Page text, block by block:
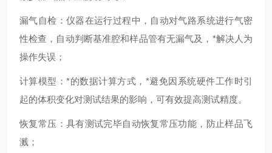
漏气自检：仪器在运行过程中，自动对气路系统进行气密
性检查，自动判断基准腔和样品管有无漏气及，*解决人为
操作失误；
计算模型：*的数据计算方式，*避免因系统硬件工作时引
起的体积变化对测试结果的影响，可有效提高测试精度。
恢复常压：具有测试完毕自动恢复常压功能，防止样品飞
溅；